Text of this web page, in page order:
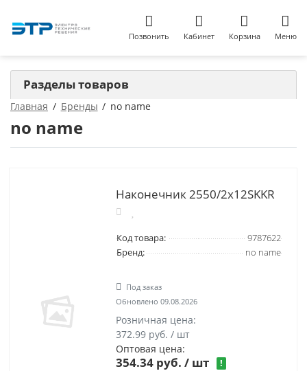
Позвонить Кабинет Корзина Меню
Главная Бренды no name
no name
Наконечник 2550/2х12SKKR
Код товара:
9787622
Бренд:
no name
Под заказ
Обновлено 09.08.2026
Розничная цена:
372.99 руб. / шт
Оптовая цена:
354.34 руб. / шт !
Разделы товаров